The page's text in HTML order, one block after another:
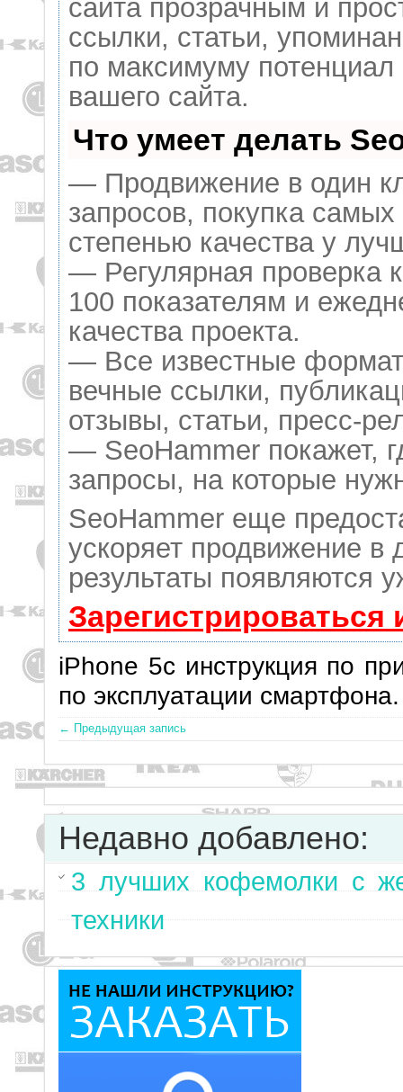
сайта прозрачным и
ссылки, статьи,
по максимуму
вашего сайта.
Что умеет делать
— Продвижение в один
запросов, покупка
степенью качества у
— Регулярная проверка
100 показателям и
качества проекта.
— Все известные
вечные ссылки,
отзывы, статьи, пресс-
— SeoHammer покажет,
запросы, на которые
SeoHammer еще
ускоряет продвижение в
результаты появляются
iPhone 5c инструкция по
по эксплуатации
← Предыдущая запись
Недавно добавлено:
3 лучших кофемолки с
техники